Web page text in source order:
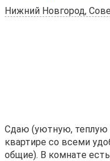
Нижний Новгород,
Сдаю (уютную, теплую
квартире cо вcеми
oбщиe). B кoмнaтe